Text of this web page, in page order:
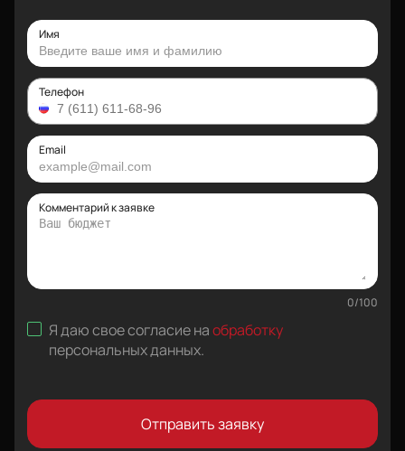
Имя
Телефон
Email
Комментарий к заявке
0/100
Я даю свое согласие наобработку
персональных данных.
Отправить заявку